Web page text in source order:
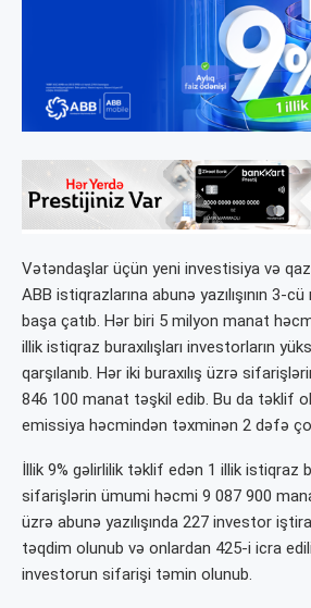
Vətəndaşlar üçün yeni investisiya və
ABB istiqrazlarına abunə yazılışının 3-
başa çatıb. Hər biri 5 milyon manat
illik istiqraz buraxılışları investorların
qarşılanıb. Hər iki buraxılış üzrə
846 100 manat təşkil edib. Bu da təklif
emissiya həcmindən təxminən 2 dəfə
İllik 9% gəlirlilik təklif edən 1 illik istiqraz
sifarişlərin ümumi həcmi 9 087 900
üzrə abunə yazılışında 227 investor
təqdim olunub və onlardan 425-i icra
investorun sifarişi təmin olunub.